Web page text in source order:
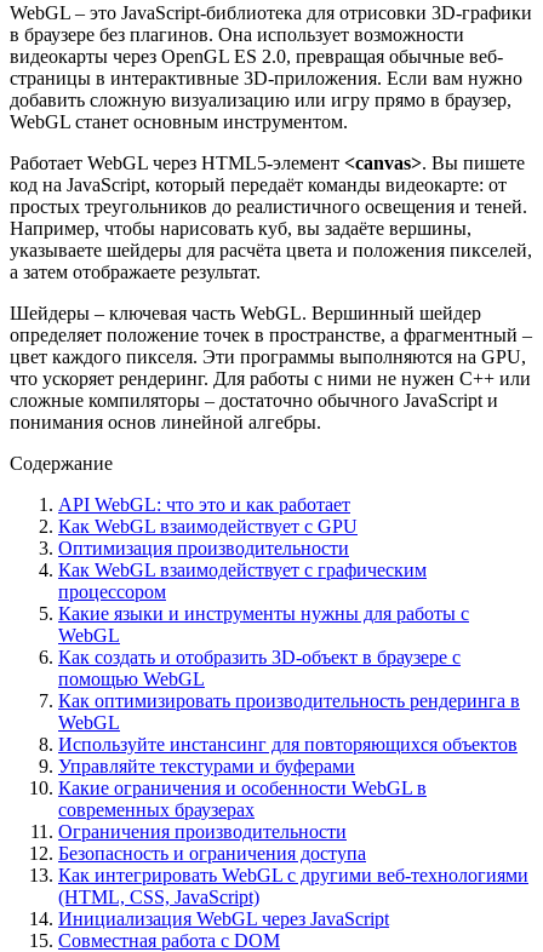
WebGL – это JavaScript-библиотека для отрисовки 3D-графики
в браузере без плагинов. Она использует возможности
видеокарты через OpenGL ES 2.0, превращая обычные веб-
страницы в интерактивные 3D-приложения. Если вам нужно
добавить сложную визуализацию или игру прямо в браузер,
WebGL станет основным инструментом.
Работает WebGL через HTML5-элемент <canvas>. Вы пишете
код на JavaScript, который передаёт команды видеокарте: от
простых треугольников до реалистичного освещения и теней.
Например, чтобы нарисовать куб, вы задаёте вершины,
указываете шейдеры для расчёта цвета и положения пикселей,
а затем отображаете результат.
Шейдеры – ключевая часть WebGL. Вершинный шейдер
определяет положение точек в пространстве, а фрагментный –
цвет каждого пикселя. Эти программы выполняются на GPU,
что ускоряет рендеринг. Для работы с ними не нужен C++ или
сложные компиляторы – достаточно обычного JavaScript и
понимания основ линейной алгебры.
Содержание
API WebGL: что это и как работает
Как WebGL взаимодействует с GPU
Оптимизация производительности
Как WebGL взаимодействует с графическим
процессором
Какие языки и инструменты нужны для работы с
WebGL
Как создать и отобразить 3D-объект в браузере с
помощью WebGL
Как оптимизировать производительность рендеринга в
WebGL
Используйте инстансинг для повторяющихся объектов
Управляйте текстурами и буферами
Какие ограничения и особенности WebGL в
современных браузерах
Ограничения производительности
Безопасность и ограничения доступа
Как интегрировать WebGL с другими веб-технологиями
(HTML, CSS, JavaScript)
Инициализация WebGL через JavaScript
Совместная работа с DOM